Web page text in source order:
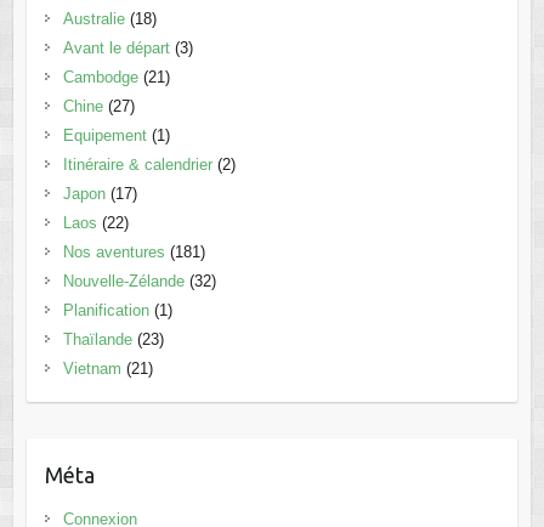
Australie(18)
Avant le départ(3)
Cambodge(21)
Chine(27)
Equipement(1)
Itinéraire & calendrier(2)
Japon(17)
Laos (22)
Nos aventures (181)
Nouvelle-Zélande(32)
Planification(1)
Thaïlande(23)
Vietnam (21)
Méta
Connexion